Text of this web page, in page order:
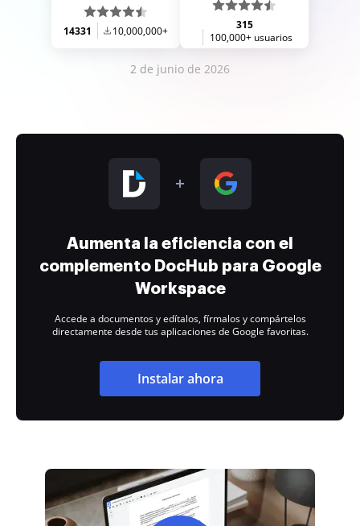
14331 10,000,000+
315
100,000+ usuarios
2 de junio de 2026
Aumenta la eficiencia con el
complemento DocHub para Google
Workspace
Accede a documentos y edítalos, fírmalos y compártelos
directamente desde tus aplicaciones de Google favoritas.
Instalar ahora